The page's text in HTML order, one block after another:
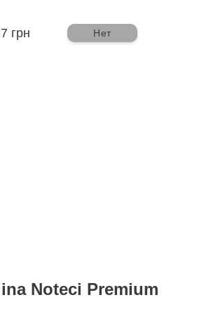
грн Нет
Noteci Premium